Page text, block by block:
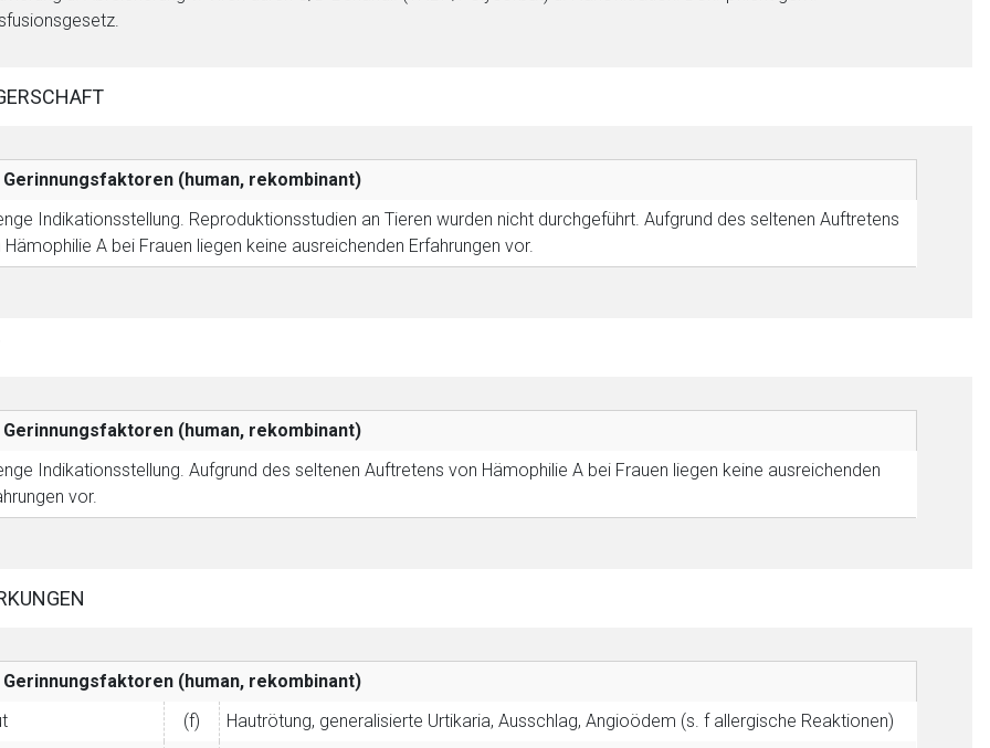
Gerinnungsfaktoren (human, rekombinant)
Indikationsstellung. Reproduktionsstudien an Tieren wurden nicht durchgeführt. Aufgrund des seltenen Auftretens
Hämophilie A bei Frauen liegen keine ausreichenden Erfahrungen vor.
Gerinnungsfaktoren (human, rekombinant)
Indikationsstellung. Aufgrund des seltenen Auftretens von Hämophilie A bei Frauen liegen keine ausreichenden
vor.
Gerinnungsfaktoren (human, rekombinant)
(f)
Hautrötung, generalisierte Urtikaria, Ausschlag, Angioödem (s. f allergische Reaktionen)
Seite
Link öffnet eine externe Web-Seite. Für die Inhalte der externen Web-Seite ist deren
Ebenso gelten dort ggf. andere Datenschutzbestimmungen.